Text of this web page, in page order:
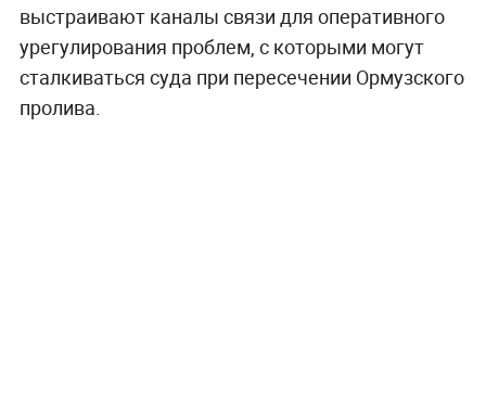
выстраивают каналы связи для оперативного
урегулирования проблем, с которыми могут
сталкиваться суда при пересечении Ормузского
пролива.